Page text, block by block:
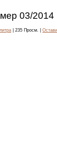
03/2014
| 235 Просм. |